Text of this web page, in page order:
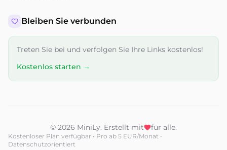
Bleiben Sie verbunden
Treten Sie bei und verfolgen Sie Ihre Links kostenlos!
Kostenlos starten →
© 2026 MiniLy. Erstellt mit für alle.
Kostenloser Plan verfügbar • Pro ab 5 EUR/Monat •
Datenschutzorientiert